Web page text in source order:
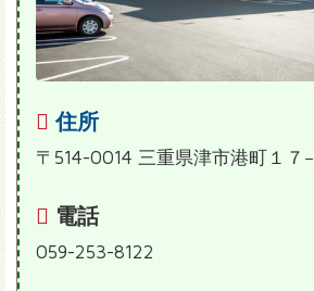
住所
〒514-0014 三重県津市港町１７
電話
059-253-8122